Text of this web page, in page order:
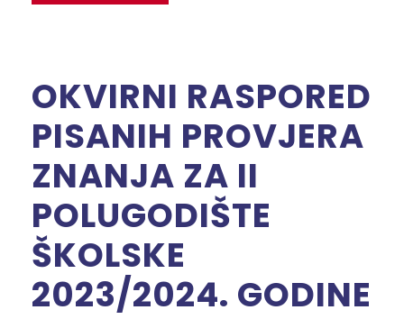
OKVIRNI RASPORED
PISANIH PROVJERA
ZNANJA ZA II
POLUGODIŠTE
ŠKOLSKE
2023/2024. GODINE